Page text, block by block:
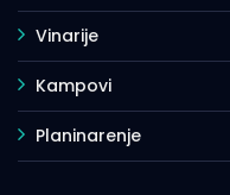
Vinarije
Kampovi
Planinarenje